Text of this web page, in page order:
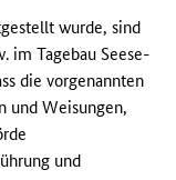
wurde, sind
im Tagebau Seese-
die vorgenannten
und Weisungen,
und